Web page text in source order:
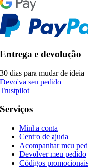
Entrega e devolução
30 dias para mudar de ideia
Devolva seu pedido
Trustpilot
Serviços
Minha conta
Centro de ajuda
Acompanhar meu
Devolver meu pedido
Códigos promocionais